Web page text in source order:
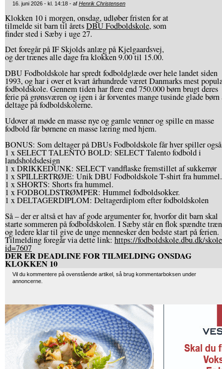
16. juni 2026 - kl. 14:18 - af Henrik Christensen
Klokken 10 i morgen, onsdag, udløber fristen for at
tilmelde sit barn til åretsDBU Fodboldskole, som
finder sted i Sæby i uge 27.
Det foregår på IF Skjolds anlæg på Kjelgaardsvej,
og der trænes alle dage fra klokken 9.00 til 15.00.
DBU Fodboldskole har spredt fodboldglæde over hele landet siden
1993, og har i over et kvart århundrede været Danmarks mest
fodboldskole. Gennem tiden har flere end 750.000 børn brugt deres
ferie på grønsværen og igen i år forventes mange tusinde glade børn
deltage på fodboldskolerne.
Udover at møde en masse nye og gamle venner og spille en masse
fodbold får børnene en masse læring med hjem.
BONUS: Som deltager på DBUs Fodboldskole får hver spiller
1 x SELECT TALENTO BOLD: SELECT Talento fodbold i
landsholdsdesign
1 x DRIKKEDUNK: SELECT vandflaske fremstillet af sukkerrør
1 x SPILLERTRØJE: Unik DBU Fodboldskole T-shirt fra hummel.
1 x SHORTS: Shorts fra hummel.
1 x FODBOLDSTRØMPER: Hummel fodboldsokker.
1 x DELTAGERDIPLOM: Deltagerdiplom efter fodboldskolen
Så – der er altså et hav af gode argumenter for, hvorfor dit barn skal
starte sommeren på fodboldskolen. I Sæby står en flok spændte
og ledere klar til give de unge mennesker den bedste start på ferien.
Tilmelding foregår via dette link: https://fodboldskole.dbu.dk/
id=7607
DER ER DEADLINE FOR TILMELDING ONSDAG
KLOKKEN 10
Vil du kommentere på ovenstående artikel, så brug kommentarboksen under
annoncerne.